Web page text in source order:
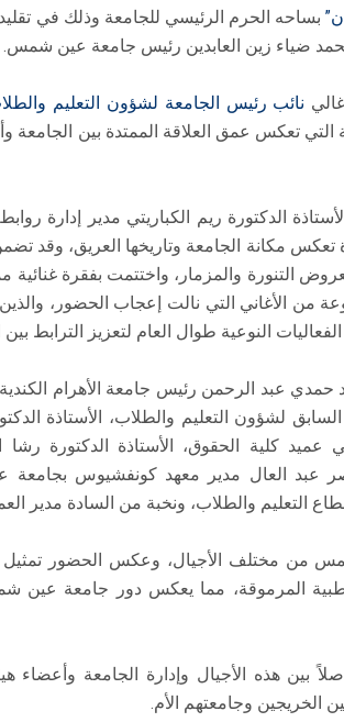
بساحه الحرم الرئيسي للجامعة وذلك في
محمد ضياء زين العابدين رئيس جامعة عين شمس.
نائب رئيس الجامعة لشؤون التعليم
تعكس عمق العلاقة الممتدة بين الجامعة
الدكتورة ريم الكباريتي مدير إدارة
مكانة الجامعة وتاريخها العريق، وقد
التنورة والمزمار، واختتمت بفقرة غنائية
من الأغاني التي نالت إعجاب الحضور،
النوعية طوال العام لتعزيز الترابط بين
عبد الرحمن رئيس جامعة الأهرام الكندية،
لشؤون التعليم والطلاب، الأستاذة
عميد كلية الحقوق، الأستاذة الدكتورة
عبد العال مدير معهد كونفشيوس
التعليم والطلاب، ونخبة من السادة مدير
من مختلف الأجيال، وعكس الحضور تمثيل
المرموقة، مما يعكس دور جامعة عين
بين هذه الأجيال وإدارة الجامعة وأعضاء
الخريجين وجامعتهم الأم.